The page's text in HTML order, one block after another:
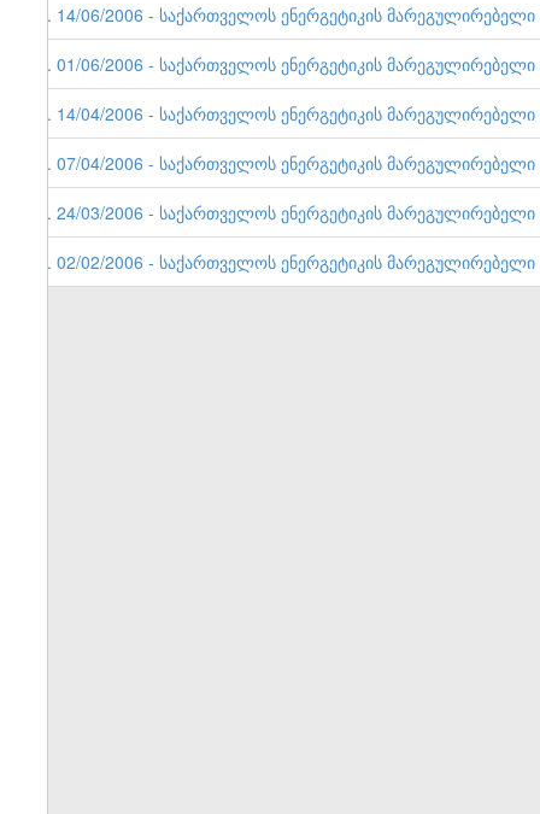
6. 14/06/2006 - საქართველოს ენერგეტიკის
5. 01/06/2006 - საქართველოს ენერგეტიკის
4. 14/04/2006 - საქართველოს ენერგეტიკის
3. 07/04/2006 - საქართველოს ენერგეტიკის
2. 24/03/2006 - საქართველოს ენერგეტიკის
1. 02/02/2006 - საქართველოს ენერგეტიკის